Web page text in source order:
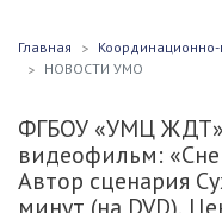
Главная
НОВОСТИ УМО
ФГБОУ «УМЦ ЖДТ»
видеофильм:
Автор сценария